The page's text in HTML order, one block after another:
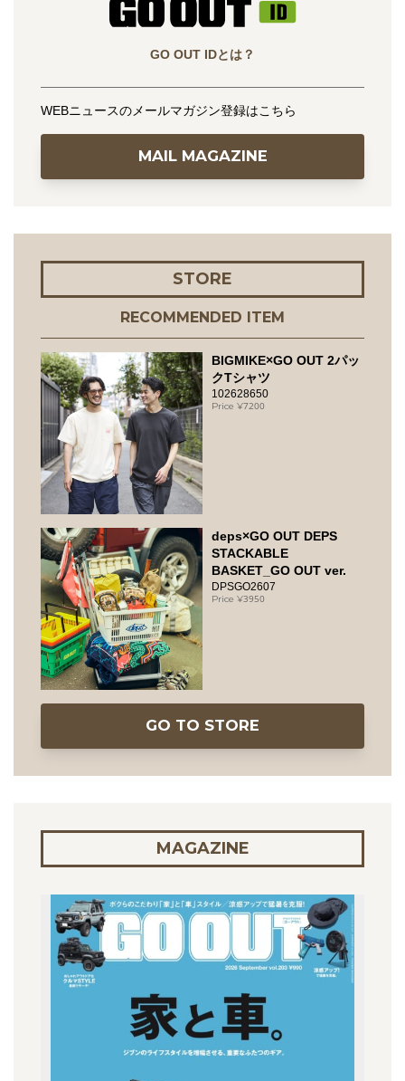
GO OUT IDとは？
WEBニュースのメールマガジン登録はこちら
MAIL MAGAZINE
STORE
RECOMMENDED ITEM
BIGMIKE×GO OUT 2パッ
クTシャツ
102628650
7200
deps×GO OUT DEPS
STACKABLE
BASKET_GO OUT ver.
DPSGO2607
3950
GO TO STORE
MAGAZINE